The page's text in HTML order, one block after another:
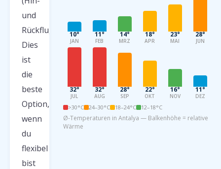
und
Rückflug).
Dies
ist
die
beste
Option,
wenn
du
flexibel
bist
10°
JAN
11°
FEB
14°
MRZ
18°
APR
23°
MAI
28°
JUN
32°
JUL
32°
AUG
28°
SEP
22°
OKT
16°
NOV
11°
DEZ
>30°C 24–30°C 18–24°C 12–18°C
Ø-Temperaturen in Antalya — Balkenhöhe = relative
Wärme